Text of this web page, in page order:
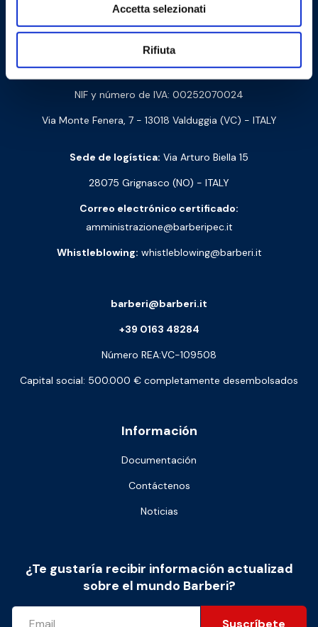
Accetta selezionati
Rifiuta
Barberi Rubinetterie Industriali S.r.l. a socio unico
NIF y número de IVA: 00252070024
Via Monte Fenera, 7 - 13018 Valduggia (VC) - ITALY
Sede de logística: Via Arturo Biella 15
28075 Grignasco (NO) - ITALY
Correo electrónico certificado:
amministrazione@barberipec.it
Whistleblowing: whistleblowing@barberi.it
Información
Documentación
Contáctenos
Noticias
barberi@barberi.it
+39 0163 48284
Número REA:VC-109508
Capital social: 500.000 € completamente desembolsados
¿Te gustaría recibir información actualizad
sobre el mundo Barberi?